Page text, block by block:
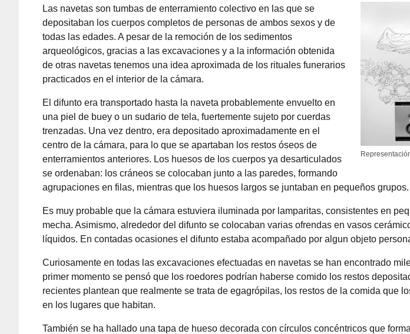
Las navetas son tumbas de enterramiento colectivo en las que se
depositaban los cuerpos completos de personas de ambos sexos y de
todas las edades. A pesar de la remoción de los sedimentos
arqueológicos, gracias a las excavaciones y a la información obtenida
de otras navetas tenemos una idea aproximada de los rituales funerarios
practicados en el interior de la cámara.
El difunto era transportado hasta la naveta probablemente envuelto en
una piel de buey o un sudario de tela, fuertemente sujeto por cuerdas
trenzadas. Una vez dentro, era depositado aproximadamente en el
centro de la cámara, para lo que se apartaban los restos óseos de
enterramientos anteriores. Los huesos de los cuerpos ya desarticulados
se ordenaban: los cráneos se colocaban junto a las paredes, formando
agrupaciones en filas, mientras que los huesos largos se juntaban en pequeños grupos.
Es muy probable que la cámara estuviera iluminada por lamparitas, consistentes en
mecha. Asimismo, alrededor del difunto se colocaban varias ofrendas en vasos
líquidos. En contadas ocasiones el difunto estaba acompañado por algun objeto
Curiosamente en todas las excavaciones efectuadas en navetas se han encontrado
primer momento se pensó que los roedores podrían haberse comido los restos
recientes plantean que realmente se trata de egagrópilas, los restos de la comida que
en los lugares que habitan.
También se ha hallado una tapa de hueso decorada con círculos concéntricos que